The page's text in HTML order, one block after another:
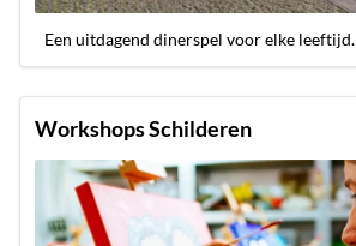
Een uitdagend dinerspel voor elke leeftijd.
Workshops Schilderen